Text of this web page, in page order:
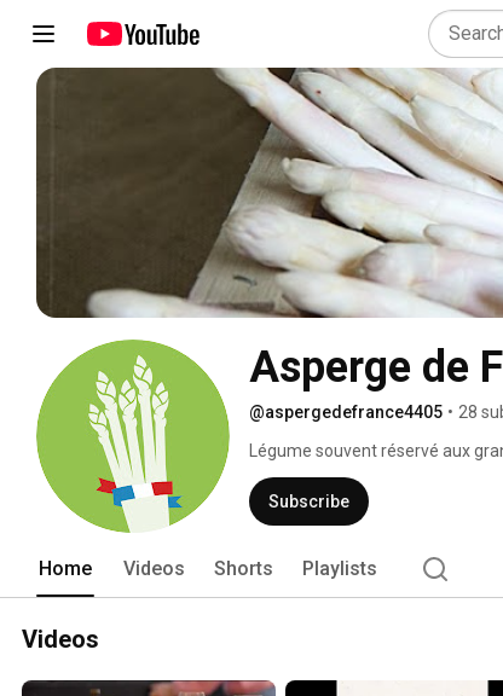
Asperge de
@aspergedefrance4405 • 28
Légume souvent réservé aux
violette ou verte, l’asperge est
Subscribe
Home Videos Shorts Playlists
Videos